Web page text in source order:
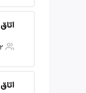
2 نفره